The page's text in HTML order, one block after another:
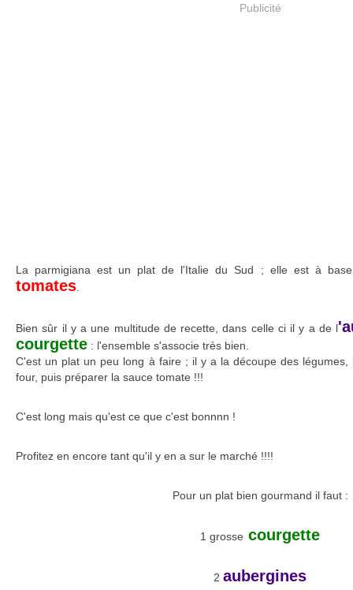
Publicité
La parmigiana est un plat de l'Italie du Sud ; elle est à
tomates
Bien sûr il y a une multitude de recette, dans celle ci il y a de l
courgette : l'ensemble s'associe très bien.
C'est un plat un peu long à faire ; il y a la découpe des
four, puis préparer la sauce tomate !!!
C'est long mais qu'est ce que c'est bonnnn !
Profitez en encore tant qu'il y en a sur le marché !!!!
Pour un plat bien gourmand il faut :
1 grosse courgette
2 aubergines